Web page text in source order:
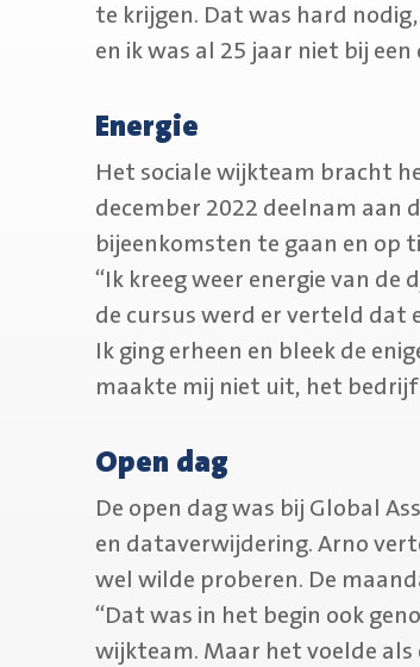
te krijgen. Dat was hard
en ik was al 25 jaar niet bij
Energie
Het sociale wijkteam bracht
december 2022 deelnam aan
bijeenkomsten te gaan en op
“Ik kreeg weer energie van de
de cursus werd er verteld dat
Ik ging erheen en bleek de
maakte mij niet uit, het bedrijf
Open dag
De open dag was bij Global
en dataverwijdering. Arno
wel wilde proberen. De
“Dat was in het begin ook
wijkteam. Maar het voelde als